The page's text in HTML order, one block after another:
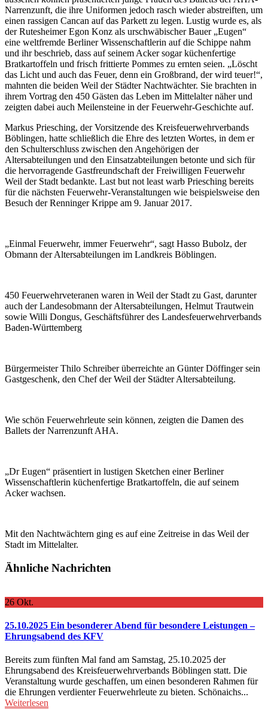
Narrenzunft, die ihre Uniformen jedoch rasch wieder abstreiften, um
einen rassigen Cancan auf das Parkett zu legen. Lustig wurde es, als
der Rutesheimer Egon Konz als urschwäbischer Bauer „Eugen“
eine weltfremde Berliner Wissenschaftlerin auf die Schippe nahm
und ihr beschrieb, dass auf seinem Acker sogar küchenfertige
Bratkartoffeln und frisch frittierte Pommes zu ernten seien. „Löscht
das Licht und auch das Feuer, denn ein Großbrand, der wird teuer!“,
mahnten die beiden Weil der Städter Nachtwächter. Sie brachten in
ihrem Vortrag den 450 Gästen das Leben im Mittelalter näher und
zeigten dabei auch Meilensteine in der Feuerwehr-Geschichte auf.
Markus Priesching, der Vorsitzende des Kreisfeuerwehrverbands
Böblingen, hatte schließlich die Ehre des letzten Wortes, in dem er
den Schulterschluss zwischen den Angehörigen der
Altersabteilungen und den Einsatzabteilungen betonte und sich für
die hervorragende Gastfreundschaft der Freiwilligen Feuerwehr
Weil der Stadt bedankte. Last but not least warb Priesching bereits
für die nächsten Feuerwehr-Veranstaltungen wie beispielsweise den
Besuch der Renninger Krippe am 9. Januar 2017.
„Einmal Feuerwehr, immer Feuerwehr“, sagt Hasso Bubolz, der
Obmann der Altersabteilungen im Landkreis Böblingen.
450 Feuerwehrveteranen waren in Weil der Stadt zu Gast, darunter
auch der Landesobmann der Altersabteilungen, Helmut Trautwein
sowie Willi Dongus, Geschäftsführer des Landesfeuerwehrverbands
Baden-Württemberg
Bürgermeister Thilo Schreiber überreichte an Günter Döffinger sein
Gastgeschenk, den Chef der Weil der Städter Altersabteilung.
Wie schön Feuerwehrleute sein können, zeigten die Damen des
Ballets der Narrenzunft AHA.
„Dr Eugen“ präsentiert in lustigen Sketchen einer Berliner
Wissenschaftlerin küchenfertige Bratkartoffeln, die auf seinem
Acker wachsen.
Mit den Nachtwächtern ging es auf eine Zeitreise in das Weil der
Stadt im Mittelalter.
Ähnliche Nachrichten
26 Okt.
25.10.2025 Ein besonderer Abend für besondere Leistungen –
Ehrungsabend des KFV
Bereits zum fünften Mal fand am Samstag, 25.10.2025 der
Ehrungsabend des Kreisfeuerwehrverbands Böblingen statt. Die
Veranstaltung wurde geschaffen, um einen besonderen Rahmen für
die Ehrungen verdienter Feuerwehrleute zu bieten. Schönaichs...
Weiterlesen